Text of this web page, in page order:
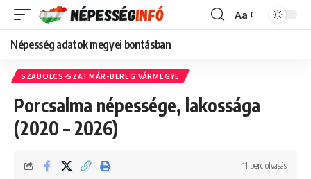
Font
Aa
Népesség adatok megyei bontásban
SZABOLCS-SZATMÁR-BEREG VÁRMEGYE
Porcsalma népessége, lakossága
(2020 – 2026)
11 perc olvasás